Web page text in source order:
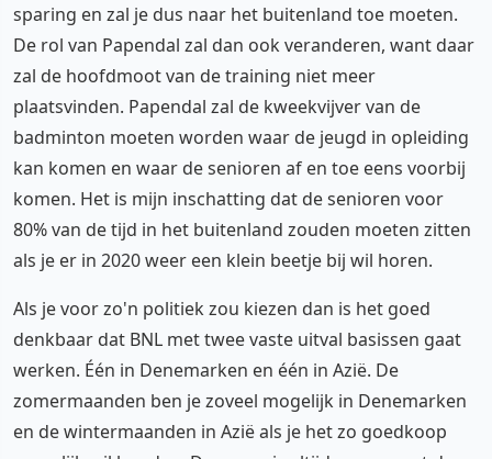
sparing en zal je dus naar het buitenland toe moeten.
De rol van Papendal zal dan ook veranderen, want daar
zal de hoofdmoot van de training niet meer
plaatsvinden. Papendal zal de kweekvijver van de
badminton moeten worden waar de jeugd in opleiding
kan komen en waar de senioren af en toe eens voorbij
komen. Het is mijn inschatting dat de senioren voor
80% van de tijd in het buitenland zouden moeten zitten
als je er in 2020 weer een klein beetje bij wil horen.
Als je voor zo'n politiek zou kiezen dan is het goed
denkbaar dat BNL met twee vaste uitval basissen gaat
werken. Één in Denemarken en één in Azië. De
zomermaanden ben je zoveel mogelijk in Denemarken
en de wintermaanden in Azië als je het zo goedkoop